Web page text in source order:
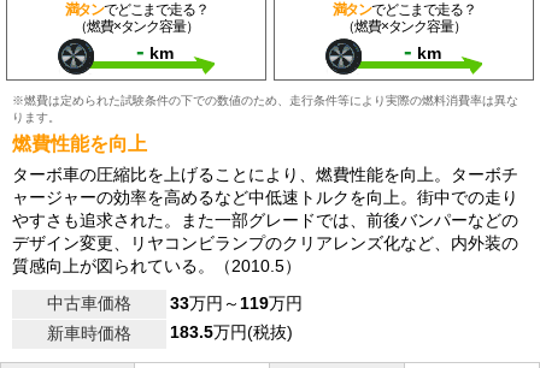
満タンでどこまで走る？
（燃費×タンク容量）
- km
満タンでどこまで走る？
（燃費×タンク容量）
- km
※燃費は定められた試験条件の下での数値のため、走行条件等により実際の燃料消費率は異な
ります。
燃費性能を向上
ターボ車の圧縮比を上げることにより、燃費性能を向上。ターボチ
ャージャーの効率を高めるなど中低速トルクを向上。街中での走り
やすさも追求された。また一部グレードでは、前後バンパーなどの
デザイン変更、リヤコンビランプのクリアレンズ化など、内外装の
質感向上が図られている。（2010.5）
中古車価格
33万円～119万円
新車時価格
183.5万円(税抜)